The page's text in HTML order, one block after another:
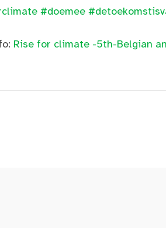
#doemee
Rise for climate -5th-Belgian